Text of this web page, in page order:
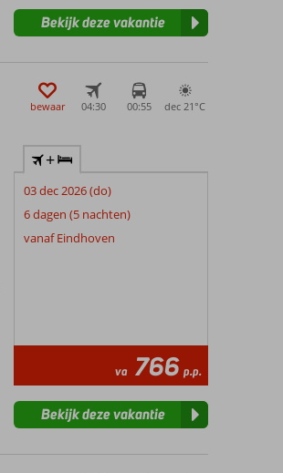
Bekijk deze vakantie
bewaar 04:30 00:55 dec 21°C
+
03 dec 2026 (do)
6 dagen (5 nachten)
vanaf Eindhoven
va 766 p.p.
Bekijk deze vakantie